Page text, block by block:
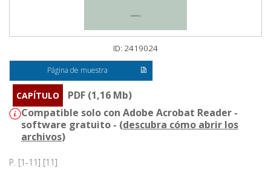
ID: 2419024
Página de muestra
CAPÍTULO
PDF (1,16 Mb)
Compatible solo con Adobe Acrobat Reader -
software gratuito - (descubra cómo abrir los
archivos)
P. [1-11] [11]